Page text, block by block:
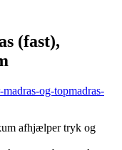
(fast),
og-topmadras-
afhjælper tryk og